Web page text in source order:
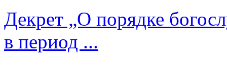
Декрет „О порядке
в период ...